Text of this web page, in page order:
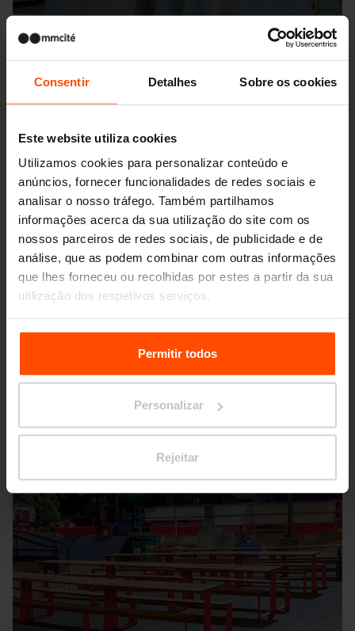
Consentir Detalhes Sobre os cookies
Este website utiliza cookies
Utilizamos cookies para personalizar conteúdo e
anúncios, fornecer funcionalidades de redes sociais e
analisar o nosso tráfego. Também partilhamos
informações acerca da sua utilização do site com os
nossos parceiros de redes sociais, de publicidade e de
análise, que as podem combinar com outras informações
que lhes forneceu ou recolhidas por estes a partir da sua
utilização dos respetivos serviços.
Para mais informações, por favor visitePrinciples
Relating to the Processing Personal Data.
Permitir todos
Personalizar
Rejeitar
Seattle – Popup park